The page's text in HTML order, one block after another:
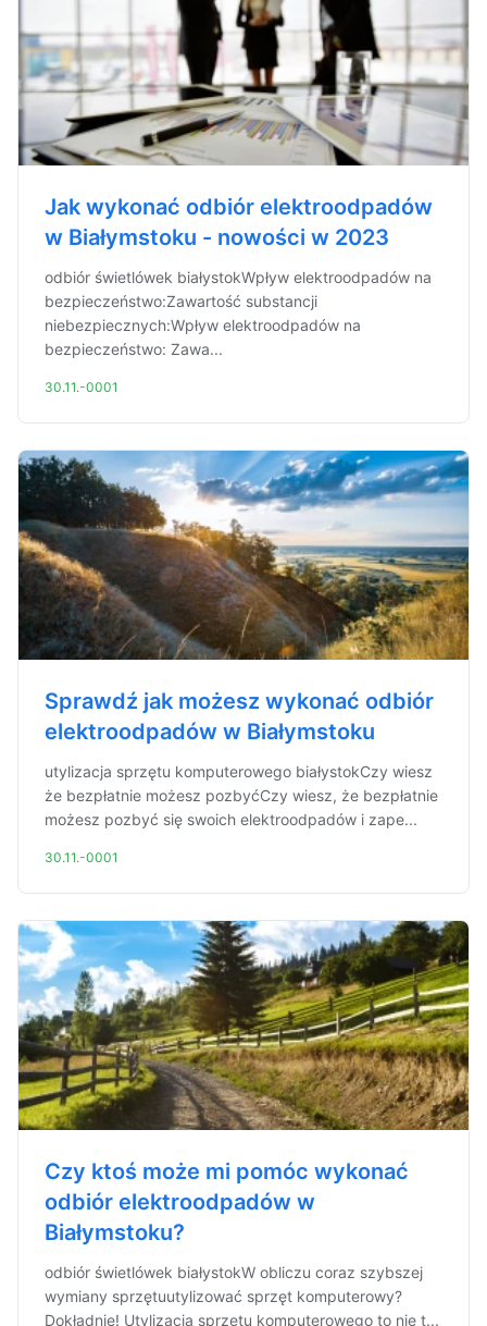
Jak wykonać odbiór elektroodpadów
w Białymstoku - nowości w 2023
odbiór świetlówek białystokWpływ elektroodpadów na
bezpieczeństwo:Zawartość substancji
niebezpiecznych:Wpływ elektroodpadów na
bezpieczeństwo: Zawa...
30.11.-0001
Sprawdź jak możesz wykonać odbiór
elektroodpadów w Białymstoku
utylizacja sprzętu komputerowego białystokCzy wiesz
że bezpłatnie możesz pozbyćCzy wiesz, że bezpłatnie
możesz pozbyć się swoich elektroodpadów i zape...
30.11.-0001
Czy ktoś może mi pomóc wykonać
odbiór elektroodpadów w
Białymstoku?
odbiór świetlówek białystokW obliczu coraz szybszej
wymiany sprzętuutylizować sprzęt komputerowy?
Dokładnie! Utylizacja sprzętu komputerowego to nie t...